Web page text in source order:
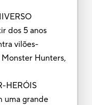
dos 5 anos
vilões-
Hunters,
HERÓIS
uma grande